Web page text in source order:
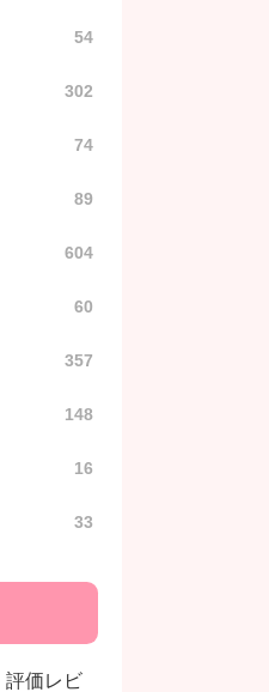
54
302
74
89
604
60
357
148
16
33
評価レビ